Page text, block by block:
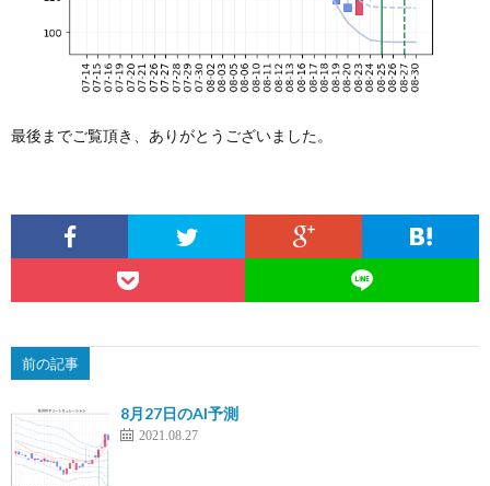
最後までご覧頂き、ありがとうございました。
前の記事
8月27日のAI予測
2021.08.27